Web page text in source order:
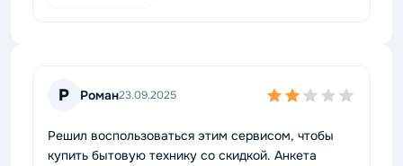
Р Роман23.09.2025
Решил воспользоваться этим сервисом, чтобы
купить бытовую технику со скидкой. Анкета